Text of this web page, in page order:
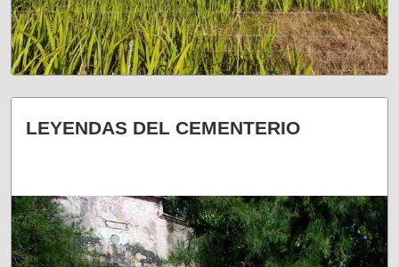
UN RESPIRO A LA RUTINA
LEYENDAS DEL CEMENTERIO